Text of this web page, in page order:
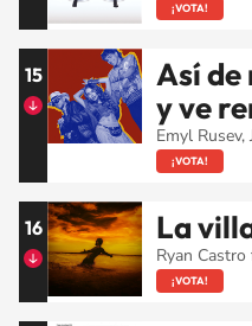
¡VOTA!
15
Así de
y ve
Emyl
¡VOTA!
16 La
Ryan Castro
¡VOTA!